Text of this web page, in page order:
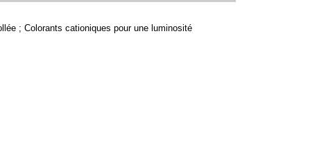
; Colorants cationiques pour une luminosité